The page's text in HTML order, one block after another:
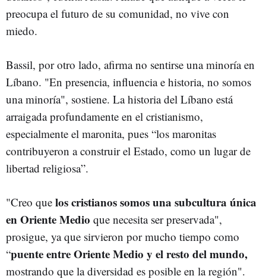
preocupa el futuro de su comunidad, no vive con
miedo.
Bassil, por otro lado, afirma no sentirse una minoría en
Líbano. "En presencia, influencia e historia, no somos
una minoría", sostiene. La historia del Líbano está
arraigada profundamente en el cristianismo,
especialmente el maronita, pues “los maronitas
contribuyeron a construir el Estado, como un lugar de
libertad religiosa”.
"Creo que los cristianos somos una subcultura única
en Oriente Medio que necesita ser preservada",
prosigue, ya que sirvieron por mucho tiempo como
“puente entre Oriente Medio y el resto del mundo,
mostrando que la diversidad es posible en la región".